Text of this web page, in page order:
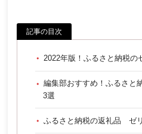
記事の目次
2022年版！ふるさと納税の
編集部おすすめ！ふるさと
3選
ふるさと納税の返礼品 ゼ